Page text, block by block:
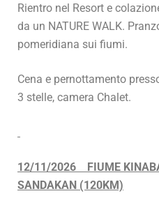
Rientro nel Resort e
da un NATURE WALK.
pomeridiana sui fiumi.
Cena e pernottamento
3 stelle, camera Chalet.
12/11/2026 FIUME
SANDAKAN (120KM)